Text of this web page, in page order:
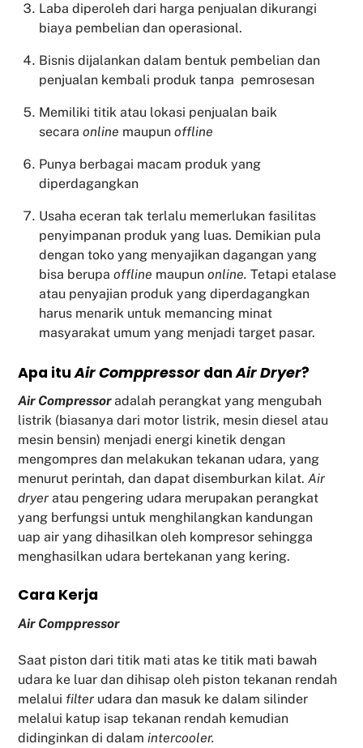
Laba diperoleh dari harga penjualan dikurangi
biaya pembelian dan operasional.
Bisnis dijalankan dalam bentuk pembelian dan
penjualan kembali produk tanpa pemrosesan
Memiliki titik atau lokasi penjualan baik
secara online maupun offline
Punya berbagai macam produk yang
diperdagangkan
Usaha eceran tak terlalu memerlukan fasilitas
penyimpanan produk yang luas. Demikian pula
dengan toko yang menyajikan dagangan yang
bisa berupa offline maupun online. Tetapi etalase
atau penyajian produk yang diperdagangkan
harus menarik untuk memancing minat
masyarakat umum yang menjadi target pasar.
Apa ituAir Comppressor danAir Dryer?
Air Compressoradalah perangkat yang mengubah
listrik (biasanya dari motor listrik, mesin diesel atau
mesin bensin) menjadi energi kinetik dengan
mengompres dan melakukan tekanan udara, yang
menurut perintah, dan dapat disemburkan kilat.Air
dryer atau pengering udara merupakan perangkat
yang berfungsi untuk menghilangkan kandungan
uap air yang dihasilkan oleh kompresor sehingga
menghasilkan udara bertekanan yang kering.
Cara Kerja
Air Comppressor
Saat piston dari titik mati atas ke titik mati bawah
udara ke luar dan dihisap oleh piston tekanan rendah
melalui filter udara dan masuk ke dalam silinder
melalui katup isap tekanan rendah kemudian
didinginkan di dalamintercooler.